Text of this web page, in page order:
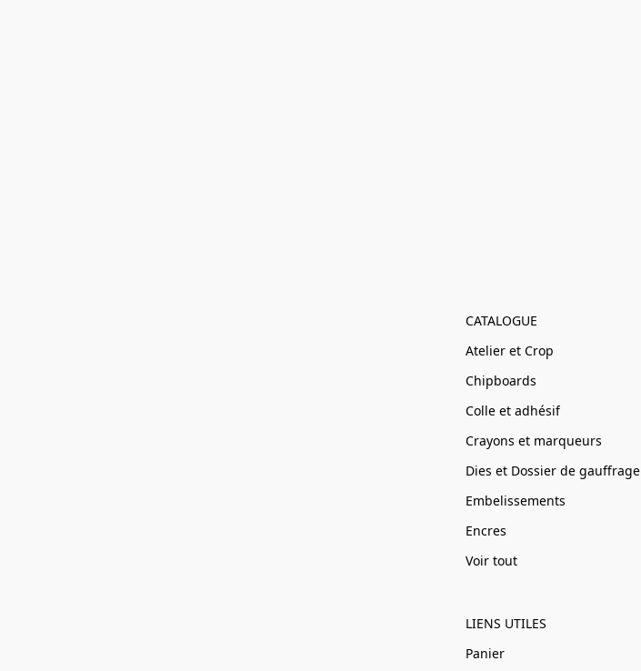
CATALOGUE
Atelier et Crop
Chipboards
Colle et adhésif
Crayons et marqueurs
Dies et Dossier de gauffrage
Embelissements
Encres
Voir tout
LIENS UTILES
Panier